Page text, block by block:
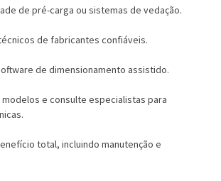
de pré-carga ou sistemas de vedação.
de fabricantes confiáveis.
de dimensionamento assistido.
e consulte especialistas para
total, incluindo manutenção e